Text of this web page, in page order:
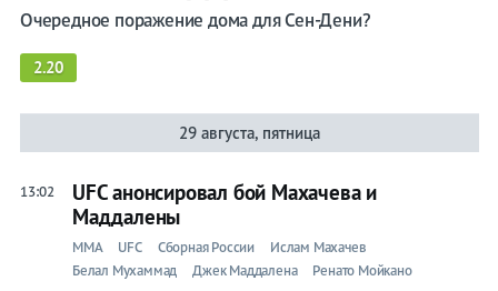
Очередное поражение дома для Сен-Дени?
2.20
29 августа, пятница
13:02
UFC анонсировал бой Махачева и
Маддалены
ММА UFC Сборная России
Ислам Махачев
Белал Мухаммад
Джек Маддалена Ренато Мойкано